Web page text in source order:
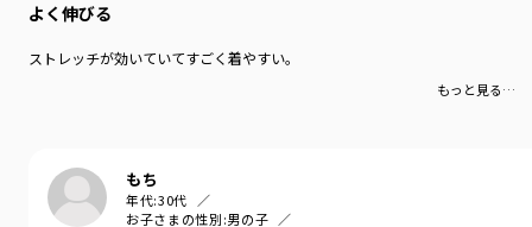
よく伸びる
ストレッチが効いていてすごく着やすい。
もっと見る…
もち
年代:30代
お子さまの性別:男の子